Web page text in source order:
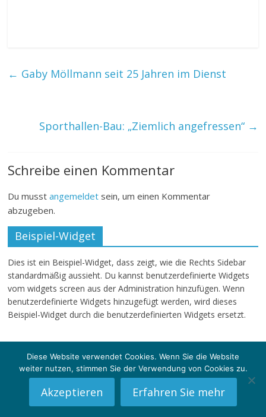
← Gaby Möllmann seit 25 Jahren im Dienst
Sporthallen-Bau: „Ziemlich angefressen“ →
Schreibe einen Kommentar
Du musstangemeldet sein, um einen Kommentar
abzugeben.
Beispiel-Widget
Dies ist ein Beispiel-Widget, dass zeigt, wie die Rechts Sidebar
standardmäßig aussieht. Du kannst benutzerdefinierte Widgets
vom widgets screen aus der Administration hinzufügen. Wenn
benutzerdefinierte Widgets hinzugefügt werden, wird dieses
Beispiel-Widget durch die benutzerdefinierten Widgets ersetzt.
Copyright © 2026klartext-sg. Alle Rechte vorbehalten.
Theme: ColorMag von
ThemeGrill WordPress
Diese Website verwendet Cookies. Wenn Sie die Website
weiter nutzen, stimmen Sie der Verwendung von Cookies zu.
Akzeptieren Erfahren Sie mehr